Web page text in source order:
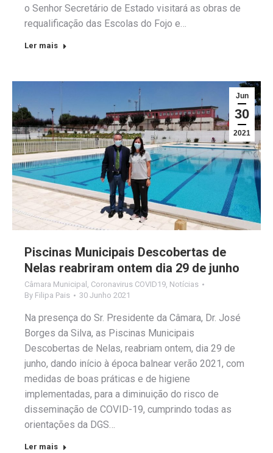
o Senhor Secretário de Estado visitará as obras de
requalificação das Escolas do Fojo e…
Ler mais
Jun
30
2021
Piscinas Municipais Descobertas de
Nelas reabriram ontem dia 29 de junho
Câmara Municipal , Coronavirus COVID19, Notícias
By Filipa Pais 30 Junho 2021
Na presença do Sr. Presidente da Câmara, Dr. José
Borges da Silva, as Piscinas Municipais
Descobertas de Nelas, reabriam ontem, dia 29 de
junho, dando início à época balnear verão 2021, com
medidas de boas práticas e de higiene
implementadas, para a diminuição do risco de
disseminação de COVID-19, cumprindo todas as
orientações da DGS…
Ler mais